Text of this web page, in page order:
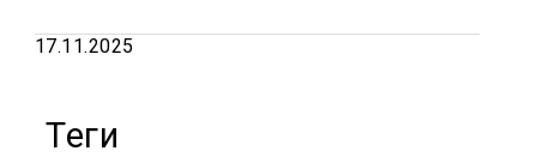
17.11.2025
Теги